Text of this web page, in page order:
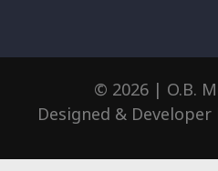
© 2026 | O.B.
Designed & Developer